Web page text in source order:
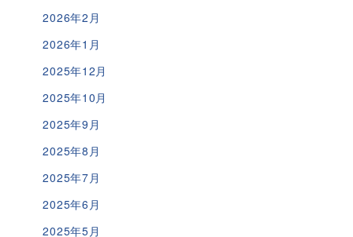
2026年2月
2026年1月
2025年12月
2025年10月
2025年9月
2025年8月
2025年7月
2025年6月
2025年5月